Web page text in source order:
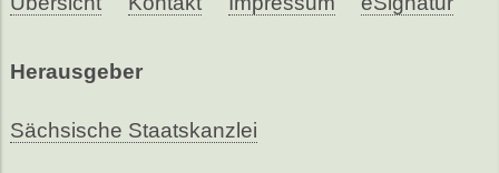
Herausgeber
Sächsische Staatskanzlei